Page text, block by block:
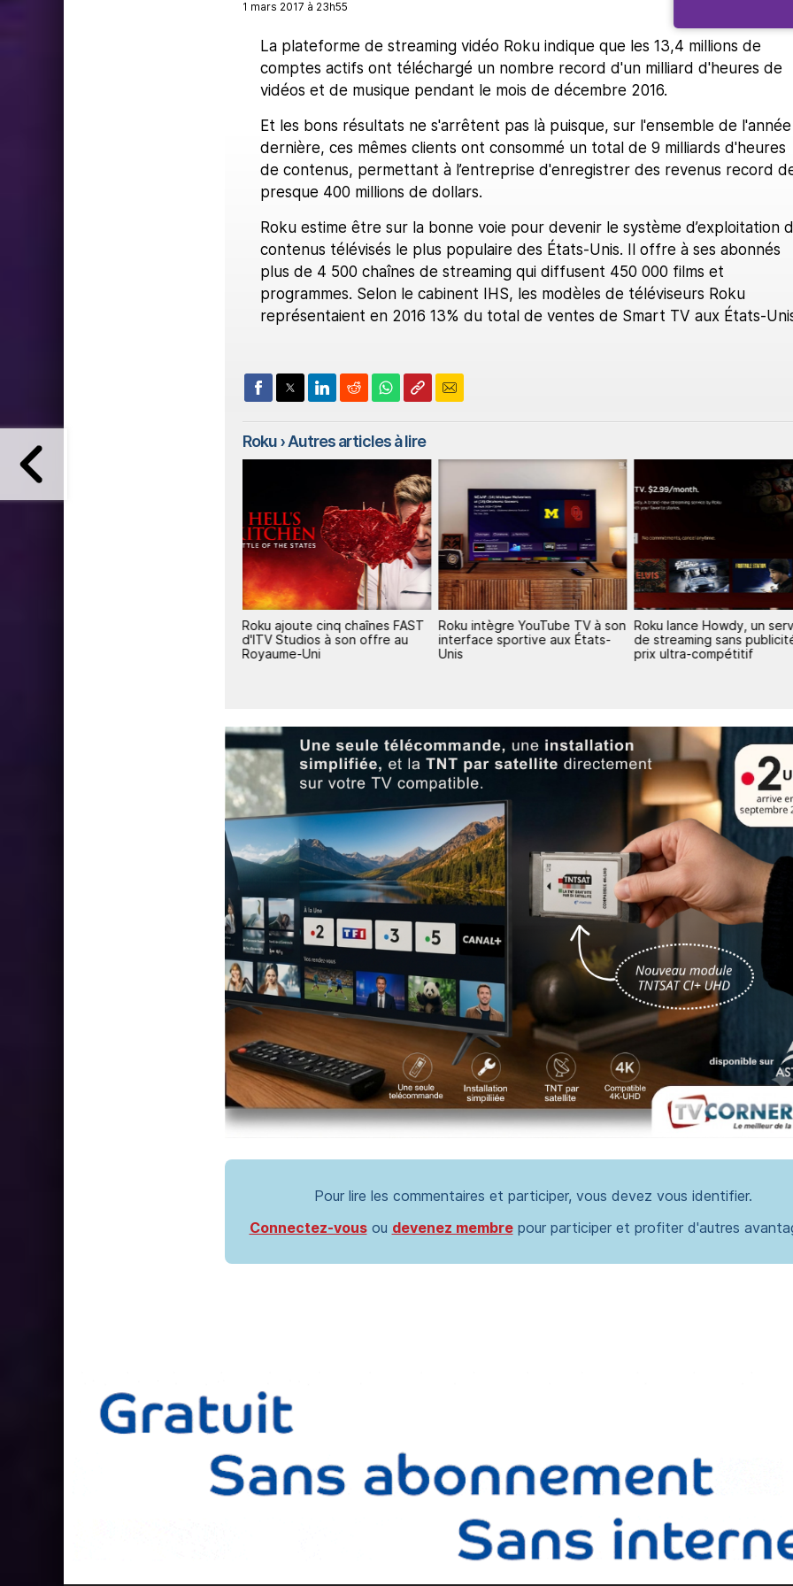
1 mars 2017 à 23h55
La plateforme de streaming vidéo Roku indique que les 13,4 millions de
comptes actifs ont téléchargé un nombre record d'un milliard d'heures de
vidéos et de musique pendant le mois de décembre 2016.
Et les bons résultats ne s'arrêtent pas là puisque, sur l'ensemble de l'année
dernière, ces mêmes clients ont consommé un total de 9 milliards d'heures
de contenus, permettant à l’entreprise d'enregistrer des revenus record
presque 400 millions de dollars.
Roku estime être sur la bonne voie pour devenir le système d’exploitation
contenus télévisés le plus populaire des États-Unis. Il offre à ses abonnés
plus de 4 500 chaînes de streaming qui diffusent 450 000 films et
programmes. Selon le cabinent IHS, les modèles de téléviseurs Roku
représentaient en 2016 13% du total de ventes de Smart TV aux États-
Roku› Autres articles à lire
Roku ajoute cinq chaînes FAST
d'ITV Studios à son offre au
Royaume-Uni
Roku intègre YouTube TV à son
interface sportive aux États-
Unis
Roku lance Howdy, un
de streaming sans
prix ultra-compétitif
Pour lire les commentaires et participer, vous devez vous identifier.
Connectez-vousou devenez membrepour participer et profiter d'autres